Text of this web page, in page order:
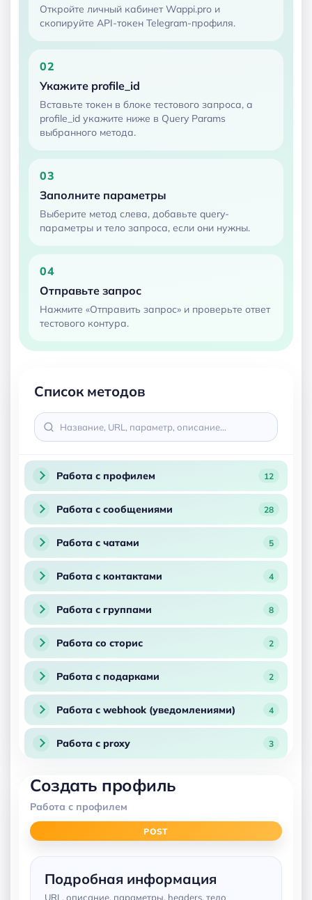
Откройте личный кабинет Wappi.pro и
скопируйте API-токен Telegram-профиля.
02
Укажите profile_id
Вставьте токен в блоке тестового запроса, а
profile_id укажите ниже в Query Params
выбранного метода.
03
Заполните параметры
Выберите метод слева, добавьте query-
параметры и тело запроса, если они нужны.
04
Отправьте запрос
Нажмите «Отправить запрос» и проверьте ответ
тестового контура.
Список методов
Работа с профилем 12
Работа с сообщениями 28
Работа с чатами 5
Работа с контактами 4
Работа с группами 8
Работа со сторис 2
Работа с подарками 2
Работа с webhook (уведомлениями) 4
Работа с proxy 3
Работа с очередью
Массовая рассылка
Каскады 6
Создать профиль
Работа с профилем
POST
Подробная информация
URL, описание, параметры, headers, тело